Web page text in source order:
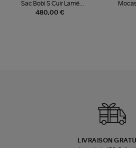
480,00 €
Sac Bobi S Cuir Lamé
Champagne
LIVRAISON